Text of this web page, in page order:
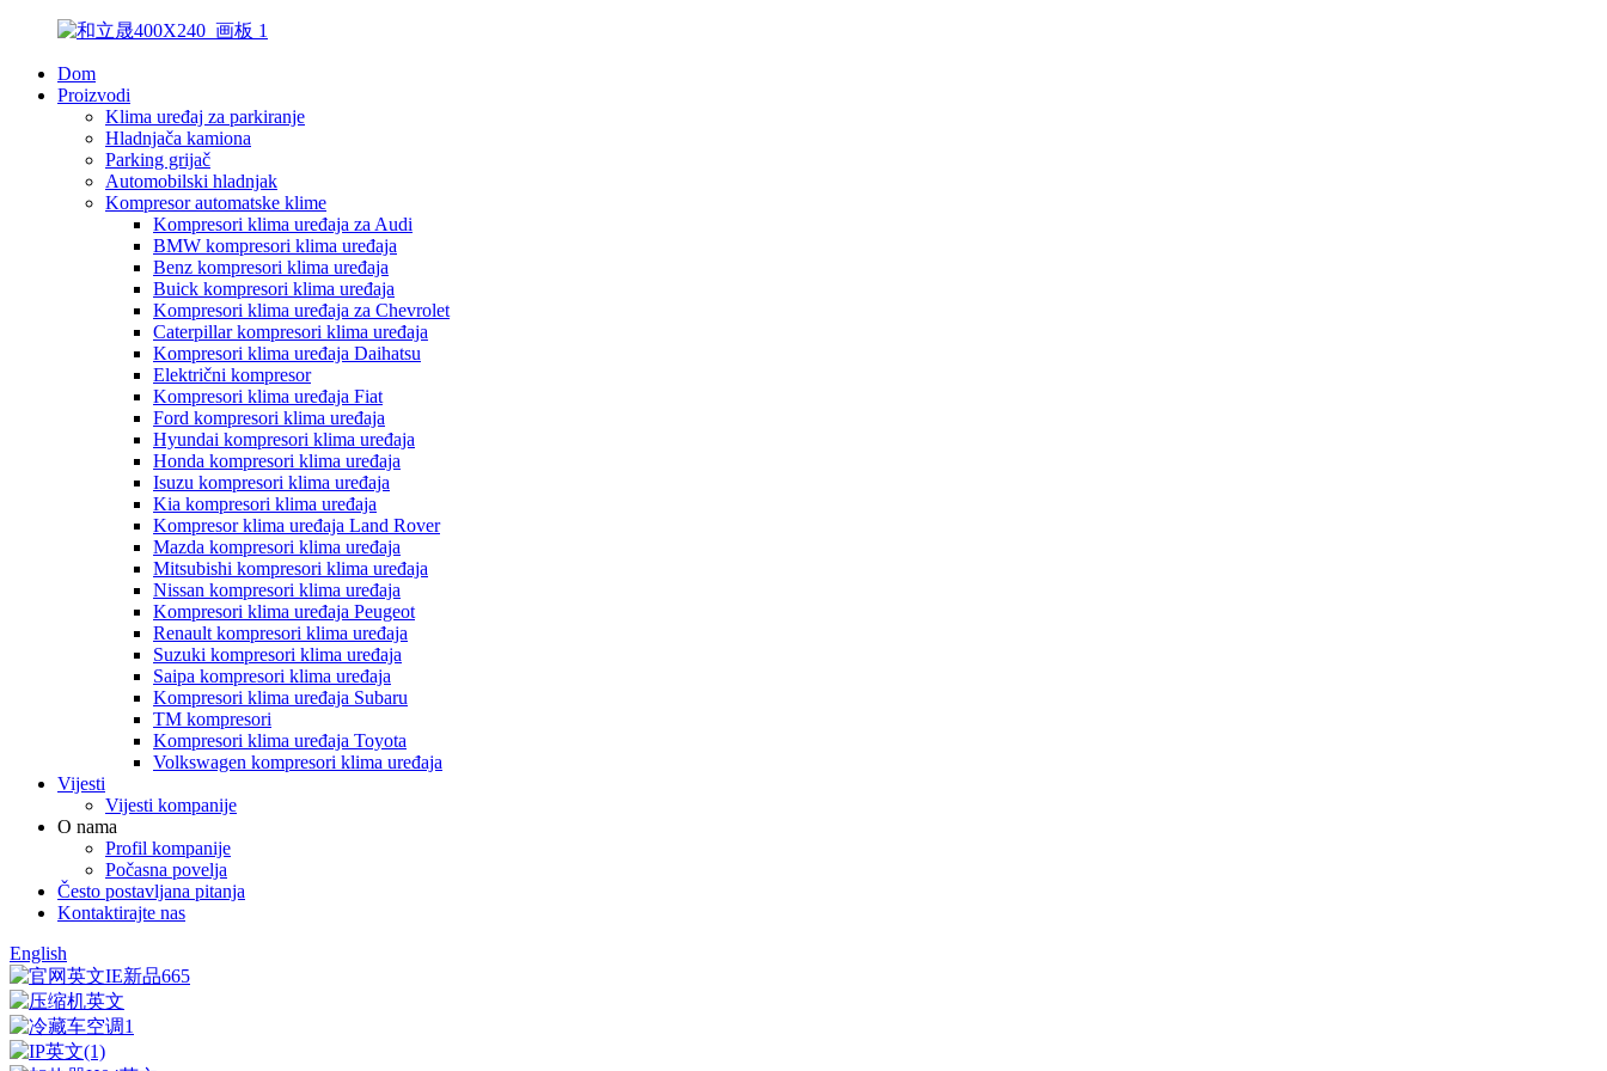
Dom
Proizvodi
Klima uređaj za parkiranje
Hladnjača kamiona
Parking grijač
Automobilski hladnjak
Kompresor automatske klime
Kompresori klima uređaja za Audi
BMW kompresori klima uređaja
Benz kompresori klima uređaja
Buick kompresori klima uređaja
Kompresori klima uređaja za Chevrolet
Caterpillar kompresori klima uređaja
Kompresori klima uređaja Daihatsu
Električni kompresor
Kompresori klima uređaja Fiat
Ford kompresori klima uređaja
Hyundai kompresori klima uređaja
Honda kompresori klima uređaja
Isuzu kompresori klima uređaja
Kia kompresori klima uređaja
Kompresor klima uređaja Land Rover
Mazda kompresori klima uređaja
Mitsubishi kompresori klima uređaja
Nissan kompresori klima uređaja
Kompresori klima uređaja Peugeot
Renault kompresori klima uređaja
Suzuki kompresori klima uređaja
Saipa kompresori klima uređaja
Kompresori klima uređaja Subaru
TM kompresori
Kompresori klima uređaja Toyota
Volkswagen kompresori klima uređaja
Vijesti
Vijesti kompanije
O nama
Profil kompanije
Počasna povelja
Često postavljana pitanja
Kontaktirajte nas
English